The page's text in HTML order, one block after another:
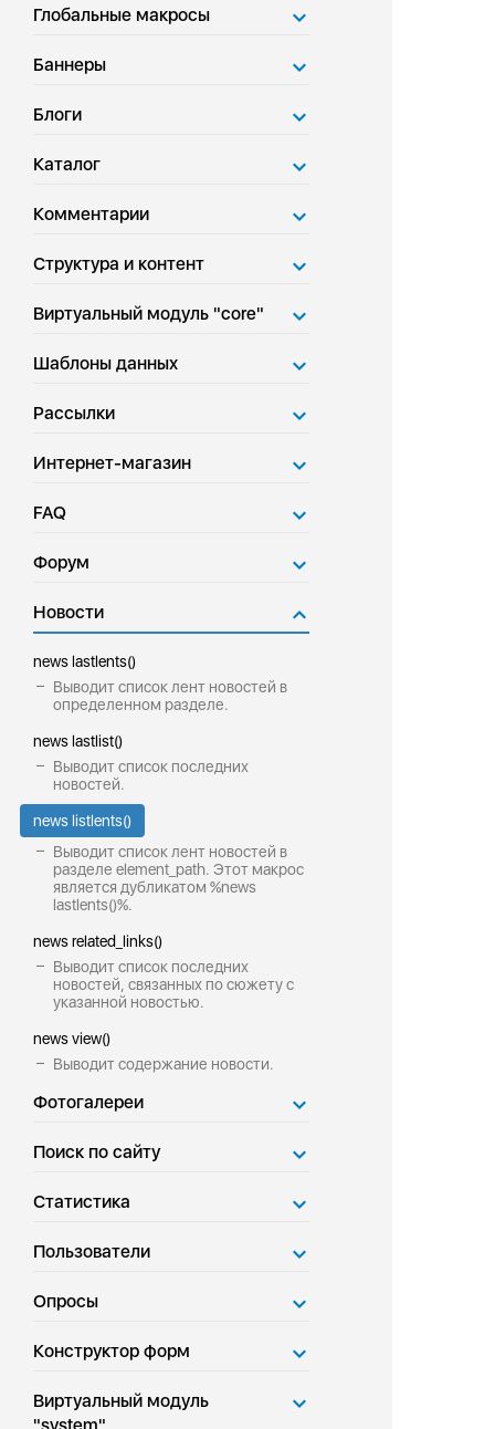
Глобальные макросы
Баннеры
Блоги
Каталог
Комментарии
Структура и контент
Виртуальный модуль "core"
Шаблоны данных
Рассылки
Интернет-магазин
FAQ
Форум
Новости
news lastlents()
Выводит список лент новостей в
определенном разделе.
news lastlist()
Выводит список последних
новостей.
news listlents()
Выводит список лент новостей в
разделе element_path. Этот макрос
является дубликатом %news
lastlents()%.
news related_links()
Выводит список последних
новостей, связанных по сюжету с
указанной новостью.
news view()
Выводит содержание новости.
Фотогалереи
Поиск по сайту
Статистика
Пользователи
Опросы
Конструктор форм
Виртуальный модуль